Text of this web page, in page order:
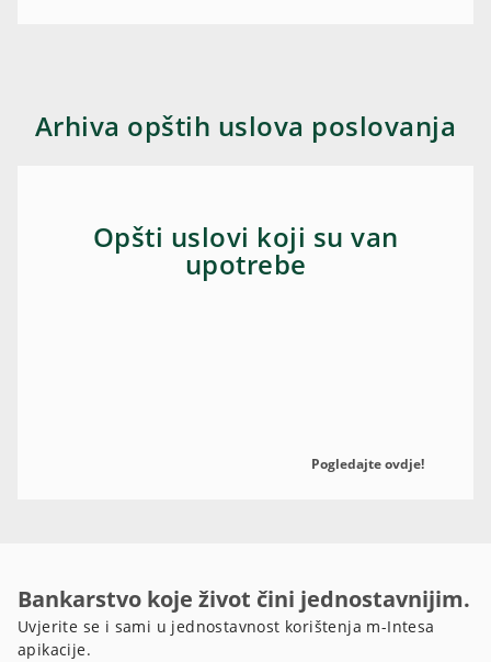
Arhiva opštih uslova poslovanja
Opšti uslovi koji su van
upotrebe
Pogledajte ovdje!
Bankarstvo koje život čini jednostavnijim.
Uvjerite se i sami u jednostavnost korištenja m-Intesa
apikacije.